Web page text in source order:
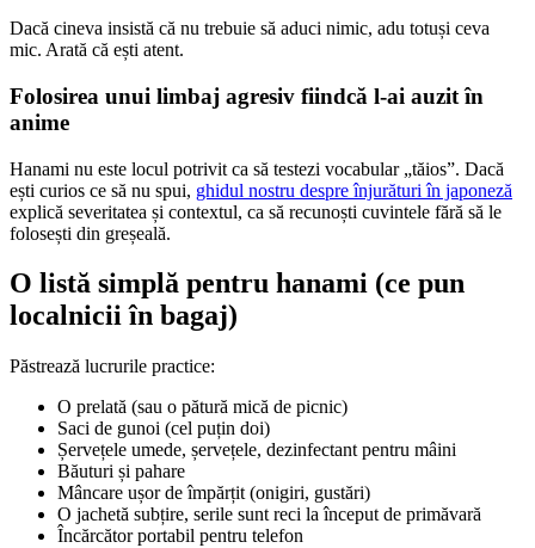
Dacă cineva insistă că nu trebuie să aduci nimic, adu totuși ceva
mic. Arată că ești atent.
Folosirea unui limbaj agresiv fiindcă l-ai auzit în
anime
Hanami nu este locul potrivit ca să testezi vocabular „tăios”. Dacă
ești curios ce să nu spui, ghidul nostru despre înjurături în japoneză
explică severitatea și contextul, ca să recunoști cuvintele fără să le
folosești din greșeală.
O listă simplă pentru hanami (ce pun
localnicii în bagaj)
Păstrează lucrurile practice:
O prelată (sau o pătură mică de picnic)
Saci de gunoi (cel puțin doi)
Șervețele umede, șervețele, dezinfectant pentru mâini
Băuturi și pahare
Mâncare ușor de împărțit (onigiri, gustări)
O jachetă subțire, serile sunt reci la început de primăvară
Încărcător portabil pentru telefon